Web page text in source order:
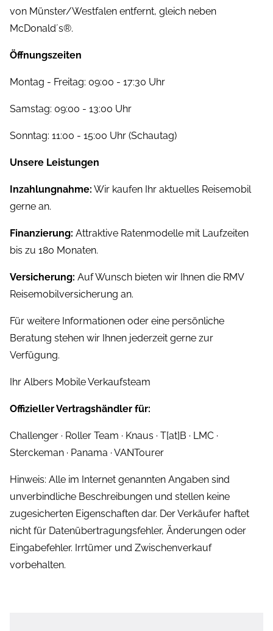
von Münster/Westfalen entfernt, gleich neben
McDonald´s®.
Öffnungszeiten
Montag - Freitag: 09:00 - 17:30 Uhr
Samstag: 09:00 - 13:00 Uhr
Sonntag: 11:00 - 15:00 Uhr (Schautag)
Unsere Leistungen
Inzahlungnahme: Wir kaufen Ihr aktuelles Reisemobil
gerne an.
Finanzierung: Attraktive Ratenmodelle mit Laufzeiten
bis zu 180 Monaten.
Versicherung: Auf Wunsch bieten wir Ihnen die RMV
Reisemobilversicherung an.
Für weitere Informationen oder eine persönliche
Beratung stehen wir Ihnen jederzeit gerne zur
Verfügung.
Ihr Albers Mobile Verkaufsteam
Offizieller Vertragshändler für:
Challenger · Roller Team · Knaus · T[at]B · LMC ·
Sterckeman · Panama · VANTourer
Hinweis: Alle im Internet genannten Angaben sind
unverbindliche Beschreibungen und stellen keine
zugesicherten Eigenschaften dar. Der Verkäufer haftet
nicht für Datenübertragungsfehler, Änderungen oder
Eingabefehler. Irrtümer und Zwischenverkauf
vorbehalten.